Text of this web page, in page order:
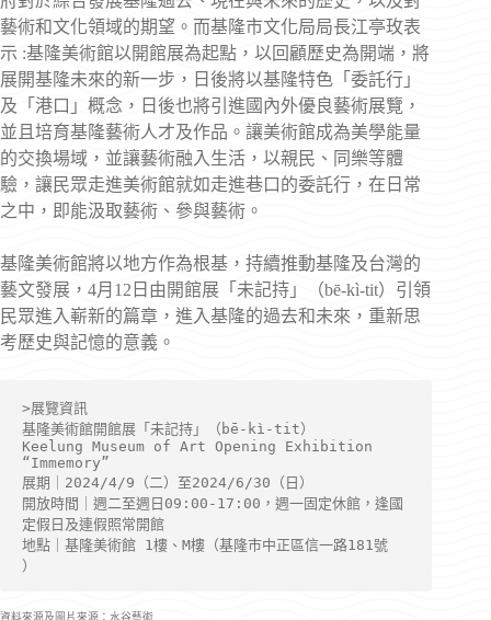
藝術和文化領域的期望。而基隆市文化局局長江亭玫表
示 :基隆美術館以開館展為起點，以回顧歷史為開端，將
展開基隆未來的新一步，日後將以基隆特色「委託行」
及「港口」概念，日後也將引進國內外優良藝術展覽，
並且培育基隆藝術人才及作品。讓美術館成為美學能量
的交換場域，並讓藝術融入生活，以親民、同樂等體
驗，讓民眾走進美術館就如走進巷口的委託行，在日常
之中，即能汲取藝術、參與藝術。
基隆美術館將以地方作為根基，持續推動基隆及台灣的
藝文發展，4月12日由開館展「未記持」（bē-kì-tit）引領
民眾進入嶄新的篇章，進入基隆的過去和未來，重新思
考歷史與記憶的意義。
>展覽資訊
基隆美術館開館展「未記持」（bē-kì-tit）
Keelung Museum of Art Opening Exhibition
“Immemory”
展期｜2024/4/9（二）至2024/6/30（日）
開放時間｜週二至週日09:00-17:00，週一固定休館，逢國
定假日及連假照常開館
地點｜基隆美術館 1樓、M樓（基隆市中正區信一路181號
）